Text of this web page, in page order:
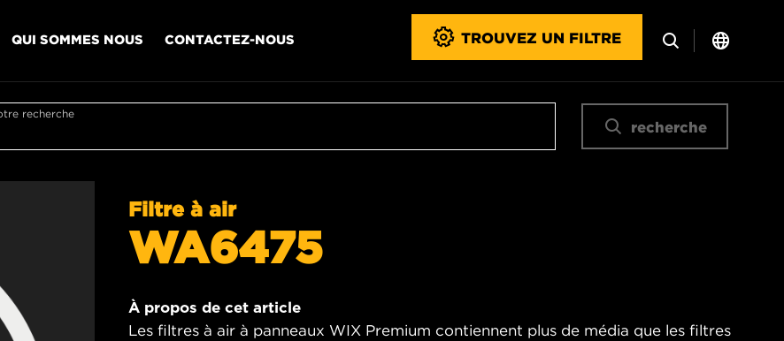
QUI SOMMES NOUS CONTACTEZ-NOUS TROUVEZ UN FILTRE
recherche
recherche
Filtre à air
WA6475
À propos de cet article
Les filtres à air à panneaux WIX Premium contiennent plus de média que les filtres